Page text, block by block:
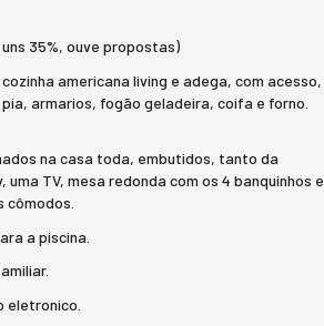
35%, ouve propostas)
americana living e adega, com acesso,
armarios, fogão geladeira, coifa e forno.
na casa toda, embutidos, tanto da
TV, mesa redonda com os 4 banquinhos e
a piscina.
eletronico.